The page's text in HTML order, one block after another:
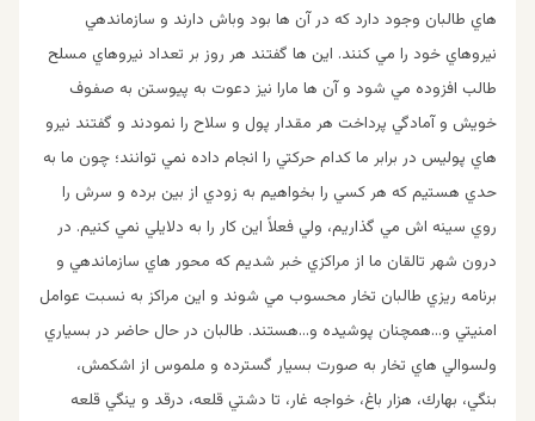
هاي طالبان وجود دارد كه در آن ها بود وباش دارند و سازماندهي
نيروهاي خود را مي كنند. اين ها گفتند هر روز بر تعداد نيروهاي مسلح
طالب افزوده مي شود و آن ها مارا نيز دعوت به پيوستن به صفوف
خويش و آمادگي پرداخت هر مقدار پول و سلاح را نمودند و گفتند نيرو
هاي پوليس در برابر ما كدام حركتي را انجام داده نمي توانند؛ چون ما به
حدي هستيم كه هر كسي را بخواهيم به زودي از بين برده و سرش را
روي سينه اش مي گذاريم، ولي فعلاً اين كار را به دلايلي نمي كنيم. در
درون شهر تالقان ما از مراكزي خبر شديم كه محور هاي سازماندهي و
برنامه ريزي طالبان تخار محسوب مي شوند و اين مراكز به نسبت عوامل
امنيتي و…همچنان پوشيده و…هستند. طالبان در حال حاضر در بسياري
ولسوالي هاي تخار به صورت بسيار گسترده و ملموس از اشكمش،
بنگي، بهارك، هزار باغ، خواجه غار، تا دشتي قلعه، درقد و ينگي قلعه